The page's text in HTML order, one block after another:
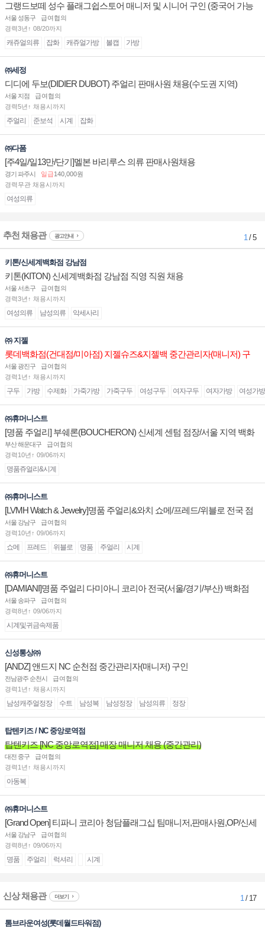
그랭드보떼 성수 플래그쉽스토어 매니저 및 시니어 구인 (중국어 가능
자)
서울 성동구
급여협의
경력3년↑ 08/20까지
캐쥬얼의류 잡화 캐쥬얼가방 볼캡 가방
㈜세정
디디에 두보(DIDIER DUBOT) 주얼리 판매사원 채용(수도권 지역)
서울 지점
급여협의
경력5년↑ 채용시까지
주얼리 준보석 시계 잡화
㈜다폼
[주4일/일13만/단기]멜본 바리루스 의류 판매사원채용
경기 파주시 일급140,000원
경력무관 채용시까지
여성의류
추천 채용관 광고안내 1/ 5
키톤/신세계백화점 강남점
키톤(KITON) 신세계백화점 강남점 직영 직원 채용
서울 서초구
급여협의
경력3년↑ 채용시까지
여성의류 남성의류 악세사리
㈜ 지젤
롯데백화점(건대점/미아점) 지젤슈즈&지젤백 중간관리자(매니저) 구
인합니다
서울 광진구
급여협의
경력1년↑ 채용시까지
구두 가방 수제화 가죽가방 가죽구두 여성구두 여자구두 여자가방 여성가방
㈜휴머니스트
[명품 주얼리] 부쉐론(BOUCHERON) 신세계 센텀 점장/서울 지역 백화
점 판매사원 채용
부산 해운대구
급여협의
경력10년↑ 09/06까지
명품쥬얼리&시계
㈜휴머니스트
[LVMH Watch & Jewelry]명품 주얼리&와치 쇼메/프레드/위블로 전국 점
장/부점장/판매사원 채용
서울 강남구
급여협의
경력10년↑ 09/06까지
쇼메 프레드 위블로 명품 주얼리 시계
㈜휴머니스트
[DAMIANI]명품 주얼리 다미아니 코리아 전국(서울/경기/부산) 백화점
부점장/판매사원 채용
서울 송파구
급여협의
경력8년↑ 09/06까지
시계및귀금속제품
신성통상㈜
[ANDZ] 앤드지 NC 순천점 중간관리자(매니저) 구인
전남광주 순천시
급여협의
경력1년↑ 채용시까지
남성캐주얼정장 수트 남성복 남성정장 남성의류 정장
탑텐키즈 / NC 중앙로역점
탑텐키즈 [NC 중앙로역점] 매장 매니저 채용 (중간관리)
대전 중구
급여협의
경력1년↑ 채용시까지
아동복
㈜휴머니스트
[Grand Open] 티파니 코리아 청담플래그십 팀매니저,판매사원,OP/신세
계대전 판매사원 채용
서울 강남구
급여협의
경력8년↑ 09/06까지
명품 주얼리 럭셔리 시계
신상 채용관 더보기 1/ 17
톰브라운여성(롯데월드타워점)